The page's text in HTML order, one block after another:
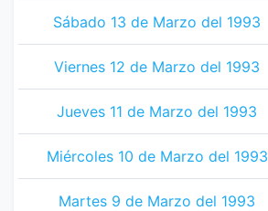
Sábado 13 de Marzo del 1993
Viernes 12 de Marzo del 1993
Jueves 11 de Marzo del 1993
Miércoles 10 de Marzo del 1993
Martes 9 de Marzo del 1993